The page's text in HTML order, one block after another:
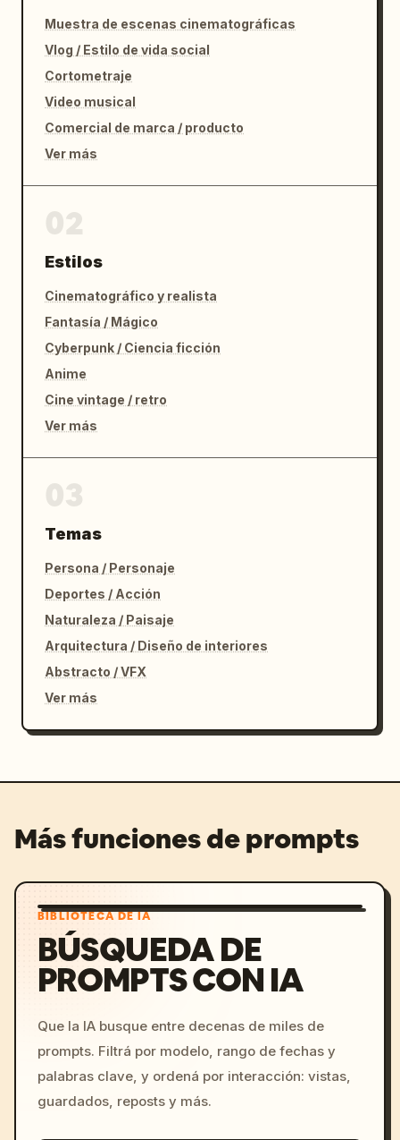
Muestra de escenas cinematográficas
Vlog / Estilo de vida social
Cortometraje
Video musical
Comercial de marca / producto
Ver más
Estilos
Cinematográfico y realista
Fantasía / Mágico
Cyberpunk / Ciencia ficción
Anime
Cine vintage / retro
Ver más
Temas
Persona / Personaje
Deportes / Acción
Naturaleza / Paisaje
Arquitectura / Diseño de interiores
Abstracto / VFX
Ver más
Más funciones de prompts
BIBLIOTECA DE IA
BÚSQUEDA DE
PROMPTS CON IA
Que la IA busque entre decenas de miles de
prompts. Filtrá por modelo, rango de fechas y
palabras clave, y ordená por interacción: vistas,
guardados, reposts y más.